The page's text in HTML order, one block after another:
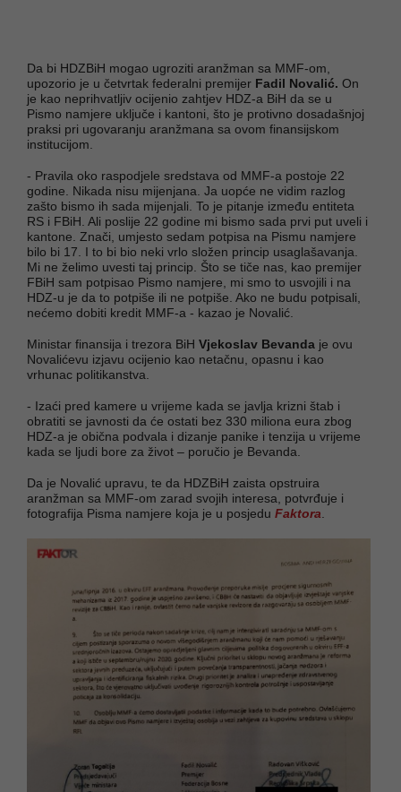
Da bi HDZBiH mogao ugroziti aranžman sa MMF-om,
upozorio je u četvrtak federalni premijer Fadil Novalić. On
je kao neprihvatljiv ocijenio zahtjev HDZ-a BiH da se u
Pismo namjere uključe i kantoni, što je protivno dosadašnjoj
praksi pri ugovaranju aranžmana sa ovom finansijskom
institucijom.
- Pravila oko raspodjele sredstava od MMF-a postoje 22
godine. Nikada nisu mijenjana. Ja uopće ne vidim razlog
zašto bismo ih sada mijenjali. To je pitanje između entiteta
RS i FBiH. Ali poslije 22 godine mi bismo sada prvi put uveli i
kantone. Znači, umjesto sedam potpisa na Pismu namjere
bilo bi 17. I to bi bio neki vrlo složen princip usaglašavanja.
Mi ne želimo uvesti taj princip. Što se tiče nas, kao premijer
FBiH sam potpisao Pismo namjere, mi smo to usvojili i na
HDZ-u je da to potpiše ili ne potpiše. Ako ne budu potpisali,
nećemo dobiti kredit MMF-a - kazao je Novalić.
Ministar finansija i trezora BiH Vjekoslav Bevanda je ovu
Novalićevu izjavu ocijenio kao netačnu, opasnu i kao
vrhunac politikanstva.
- Izaći pred kamere u vrijeme kada se javlja krizni štab i
obratiti se javnosti da će ostati bez 330 miliona eura zbog
HDZ-a je obična podvala i dizanje panike i tenzija u vrijeme
kada se ljudi bore za život – poručio je Bevanda.
Da je Novalić upravu, te da HDZBiH zaista opstruira
aranžman sa MMF-om zarad svojih interesa, potvrđuje i
fotografija Pisma namjere koja je u posjedu Faktora